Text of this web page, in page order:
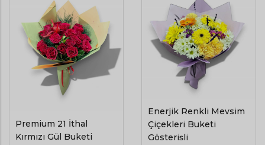
Premium 21 İthal
Kırmızı Gül Buketi
Enerjik Renkli Mevsim
Çiçekleri Buketi
Gösterişli